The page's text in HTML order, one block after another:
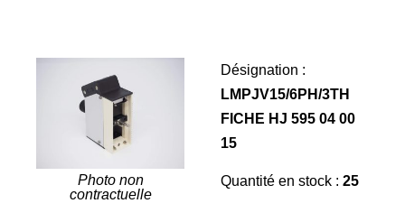
Photo non
contractuelle
Désignation :
LMPJV15/6PH/3TH
FICHE HJ 595 04 00
15
Quantité en stock : 25